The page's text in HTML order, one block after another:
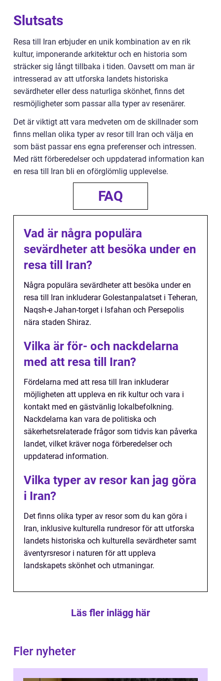
Slutsats
Resa till Iran erbjuder en unik kombination av en rik
kultur, imponerande arkitektur och en historia som
sträcker sig långt tillbaka i tiden. Oavsett om man är
intresserad av att utforska landets historiska
sevärdheter eller dess naturliga skönhet, finns det
resmöjligheter som passar alla typer av resenärer.
Det är viktigt att vara medveten om de skillnader som
finns mellan olika typer av resor till Iran och välja en
som bäst passar ens egna preferenser och intressen.
Med rätt förberedelser och uppdaterad information kan
en resa till Iran bli en oförglömlig upplevelse.
FAQ
Vad är några populära
sevärdheter att besöka under en
resa till Iran?
Några populära sevärdheter att besöka under en
resa till Iran inkluderar Golestanpalatset i Teheran,
Naqsh-e Jahan-torget i Isfahan och Persepolis
nära staden Shiraz.
Vilka är för- och nackdelarna
med att resa till Iran?
Fördelarna med att resa till Iran inkluderar
möjligheten att uppleva en rik kultur och vara i
kontakt med en gästvänlig lokalbefolkning.
Nackdelarna kan vara de politiska och
säkerhetsrelaterade frågor som tidvis kan påverka
landet, vilket kräver noga förberedelser och
uppdaterad information.
Vilka typer av resor kan jag göra
i Iran?
Det finns olika typer av resor som du kan göra i
Iran, inklusive kulturella rundresor för att utforska
landets historiska och kulturella sevärdheter samt
äventyrsresor i naturen för att uppleva
landskapets skönhet och utmaningar.
Läs fler inlägg här
Fler nyheter